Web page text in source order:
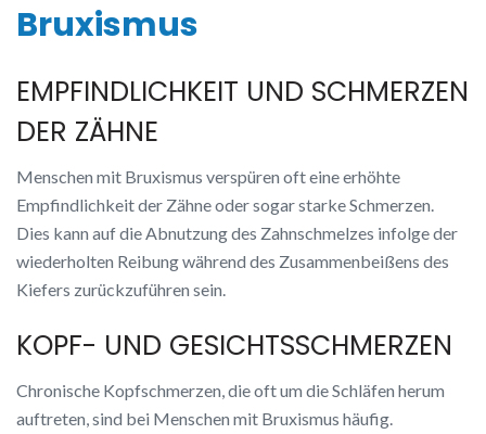
Bruxismus
EMPFINDLICHKEIT UND SCHMERZEN
DER ZÄHNE
Menschen mit Bruxismus verspüren oft eine erhöhte
Empfindlichkeit der Zähne oder sogar starke Schmerzen.
Dies kann auf die Abnutzung des Zahnschmelzes infolge der
wiederholten Reibung während des Zusammenbeißens des
Kiefers zurückzuführen sein.
KOPF- UND GESICHTSSCHMERZEN
Chronische Kopfschmerzen, die oft um die Schläfen herum
auftreten, sind bei Menschen mit Bruxismus häufig.